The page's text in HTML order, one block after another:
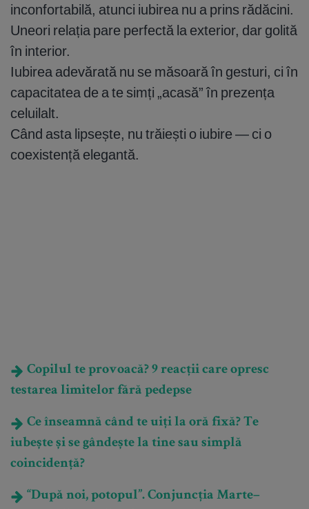
inconfortabilă, atunci iubirea nu a prins rădăcini.
Uneori relația pare perfectă la exterior, dar golită
în interior.
Iubirea adevărată nu se măsoară în gesturi, ci în
capacitatea de a te simți „acasă” în prezența
celuilalt.
Când asta lipsește, nu trăiești o iubire — ci o
coexistență elegantă.
Copilul te provoacă? 9 reacții care opresc
testarea limitelor fără pedepse
Ce înseamnă când te uiți la oră fixă? Te
iubește și se gândește la tine sau simplă
coincidență?
“După noi, potopul”. Conjuncția Marte–